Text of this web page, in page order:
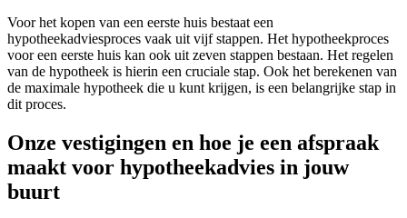
Voor het kopen van een eerste huis bestaat een
hypotheekadviesproces vaak uit vijf stappen. Het hypotheekproces
voor een eerste huis kan ook uit zeven stappen bestaan. Het regelen
van de hypotheek is hierin een cruciale stap. Ook het berekenen van
de maximale hypotheek die u kunt krijgen, is een belangrijke stap in
dit proces.
Onze vestigingen en hoe je een afspraak
maakt voor hypotheekadvies in jouw
buurt